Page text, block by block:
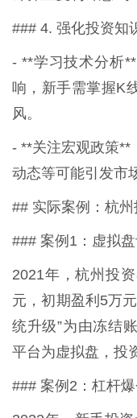
### 4. 强化投资知
- **学习技术分析
响，新手需掌握K
风。
- **关注宏观政策**
动态等可能引发市
## 实际案例：杭州
### 案例1：虚拟
2021年，杭州投
元，初期盈利5万
统升级”为由冻结
平台为虚拟盘，投
### 案例2：杠杆